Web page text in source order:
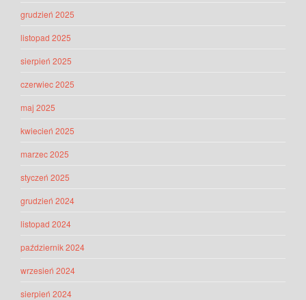
grudzień 2025
listopad 2025
sierpień 2025
czerwiec 2025
maj 2025
kwiecień 2025
marzec 2025
styczeń 2025
grudzień 2024
listopad 2024
październik 2024
wrzesień 2024
sierpień 2024